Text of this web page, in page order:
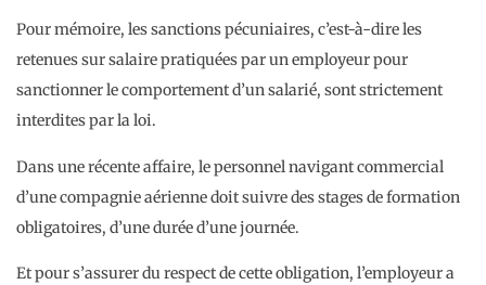
Pour mémoire, les sanctions pécuniaires, c’est-à-dire les
retenues sur salaire pratiquées par un employeur pour
sanctionner le comportement d’un salarié, sont strictement
interdites par la loi.
Dans une récente affaire, le personnel navigant commercial
d’une compagnie aérienne doit suivre des stages de formation
obligatoires, d’une durée d’une journée.
Et pour s’assurer du respect de cette obligation, l’employeur a